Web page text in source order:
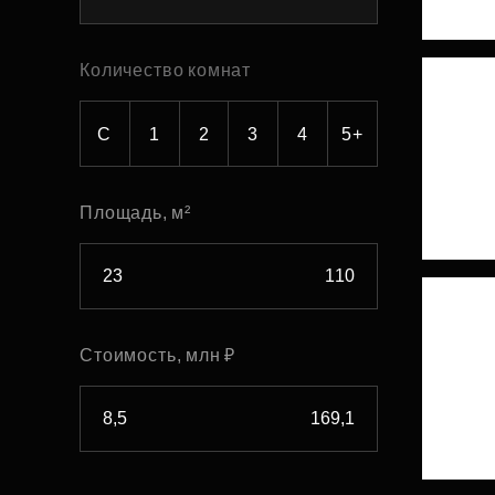
Рефинансирование
Количество комнат
С 1 2 3 4 5+
Площадь, м²
Стоимость, млн ₽